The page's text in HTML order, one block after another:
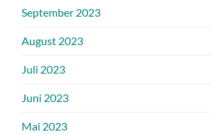
September 2023
August 2023
Juli 2023
Juni 2023
Mai 2023